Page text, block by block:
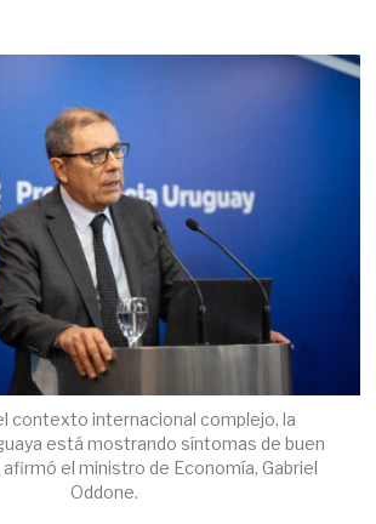
contexto internacional complejo, la
está mostrando síntomas de buen
el ministro de Economía, Gabriel
Oddone.